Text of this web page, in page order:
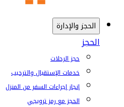
الحجز والإدارة
الحجز
حجز الرحلات
خدمات الإستقبال والترحيب
إنجاز إجراءات السفر من المنزل
الحجز مع رمز ترويجي